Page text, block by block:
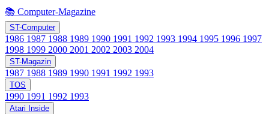
📚 Computer-Magazine
ST-Computer
1986 1987 1988 1989 1990 1991 1992 1993 1994 1995 1996 1997
1998 1999 2000 2001 2002 2003 2004
ST-Magazin
1987 1988 1989 1990 1991 1992 1993
TOS
1990 1991 1992 1993
Atari Inside